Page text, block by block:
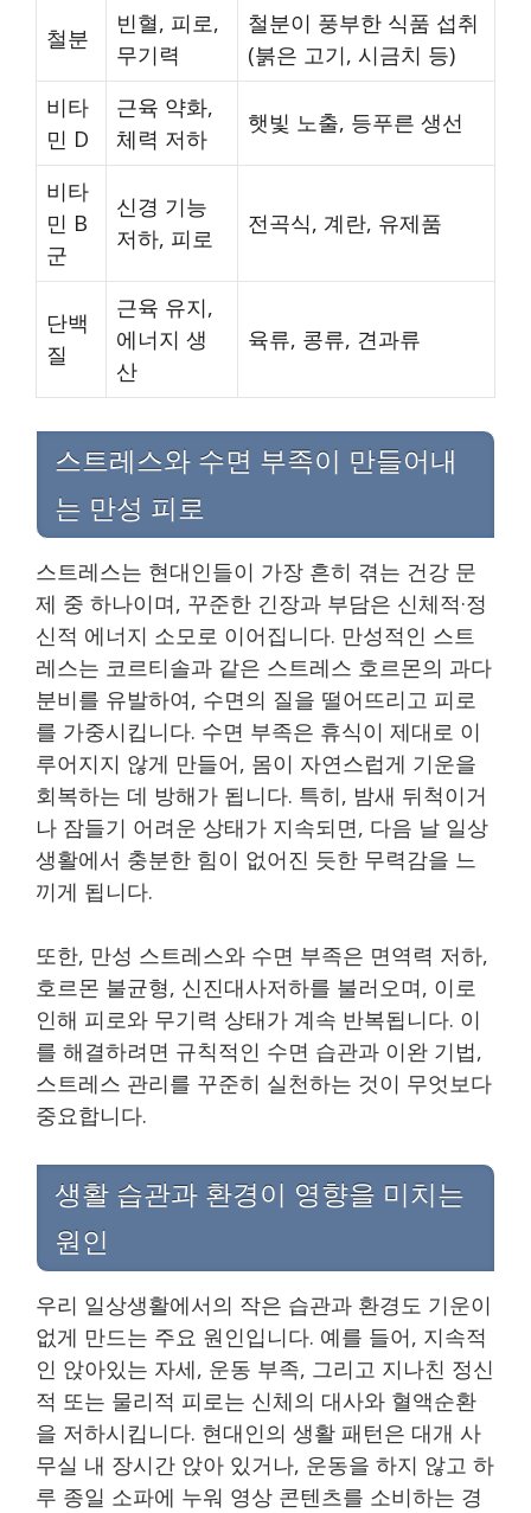
철분
빈혈, 피로,
무기력
철분이 풍부한 식품 섭취
(붉은 고기, 시금치 등)
비타
민 D
근육 약화,
체력 저하
햇빛 노출, 등푸른 생선
비타
민 B
군
신경 기능
저하, 피로
전곡식, 계란, 유제품
단백
질
근육 유지,
에너지 생
산
육류, 콩류, 견과류
스트레스와 수면 부족이 만들어내
는 만성 피로
스트레스는 현대인들이 가장 흔히 겪는 건강 문
제 중 하나이며, 꾸준한 긴장과 부담은 신체적·정
신적 에너지 소모로 이어집니다. 만성적인 스트
레스는 코르티솔과 같은 스트레스 호르몬의 과다
분비를 유발하여, 수면의 질을 떨어뜨리고 피로
를 가중시킵니다. 수면 부족은 휴식이 제대로 이
루어지지 않게 만들어, 몸이 자연스럽게 기운을
회복하는 데 방해가 됩니다. 특히, 밤새 뒤척이거
나 잠들기 어려운 상태가 지속되면, 다음 날 일상
생활에서 충분한 힘이 없어진 듯한 무력감을 느
끼게 됩니다.
또한, 만성 스트레스와 수면 부족은 면역력 저하,
호르몬 불균형, 신진대사저하를 불러오며, 이로
인해 피로와 무기력 상태가 계속 반복됩니다. 이
를 해결하려면 규칙적인 수면 습관과 이완 기법,
스트레스 관리를 꾸준히 실천하는 것이 무엇보다
중요합니다.
생활 습관과 환경이 영향을 미치는
원인
우리 일상생활에서의 작은 습관과 환경도 기운이
없게 만드는 주요 원인입니다. 예를 들어, 지속적
인 앉아있는 자세, 운동 부족, 그리고 지나친 정신
적 또는 물리적 피로는 신체의 대사와 혈액순환
을 저하시킵니다. 현대인의 생활 패턴은 대개 사
무실 내 장시간 앉아 있거나, 운동을 하지 않고 하
루 종일 소파에 누워 영상 콘텐츠를 소비하는 경